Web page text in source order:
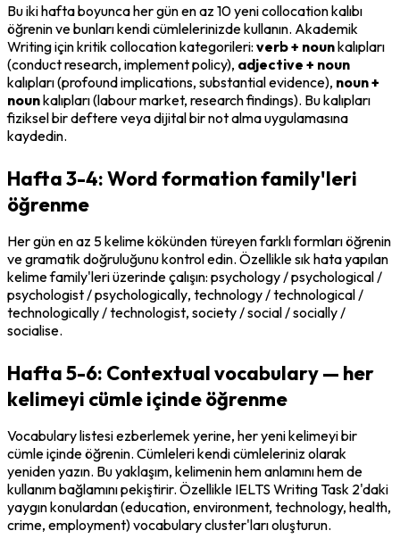
Bu iki hafta boyunca her gün en az 10 yeni collocation kalıbı
öğrenin ve bunları kendi cümlelerinizde kullanın. Akademik
Writing için kritik collocation kategorileri: verb + noun kalıpları
(conduct research, implement policy), adjective + noun
kalıpları (profound implications, substantial evidence), noun +
noun kalıpları (labour market, research findings). Bu kalıpları
fiziksel bir deftere veya dijital bir not alma uygulamasına
kaydedin.
Hafta 3-4: Word formation family'leri
öğrenme
Her gün en az 5 kelime kökünden türeyen farklı formları öğrenin
ve gramatik doğruluğunu kontrol edin. Özellikle sık hata yapılan
kelime family'leri üzerinde çalışın: psychology / psychological /
psychologist / psychologically, technology / technological /
technologically / technologist, society / social / socially /
socialise.
Hafta 5-6: Contextual vocabulary — her
kelimeyi cümle içinde öğrenme
Vocabulary listesi ezberlemek yerine, her yeni kelimeyi bir
cümle içinde öğrenin. Cümleleri kendi cümleleriniz olarak
yeniden yazın. Bu yaklaşım, kelimenin hem anlamını hem de
kullanım bağlamını pekiştirir. Özellikle IELTS Writing Task 2'daki
yaygın konulardan (education, environment, technology, health,
crime, employment) vocabulary cluster'ları oluşturun.